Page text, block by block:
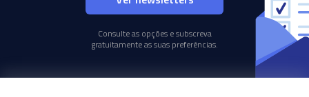
Consulte as opções e subscreva
gratuitamente as suas preferências.